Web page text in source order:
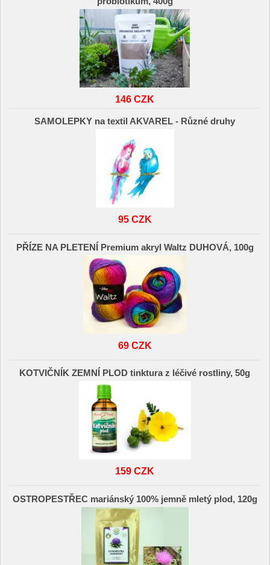
146 CZK
SAMOLEPKY na textil AKVAREL - Různé druhy
95 CZK
PŘÍZE NA PLETENÍ Premium akryl Waltz DUHOVÁ, 100g
69 CZK
KOTVIČNÍK ZEMNÍ PLOD tinktura z léčivé rostliny, 50g
159 CZK
OSTROPESTŘEC mariánský 100% jemně mletý plod, 120g